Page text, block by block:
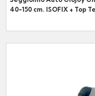
40-150 cm. ISOFIX + Top